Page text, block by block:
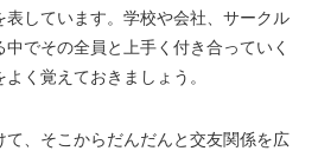
しています。学校や会社、サークル
でその全員と上手く付き合っていく
く覚えておきましょう。
て、そこからだんだんと交友関係を広